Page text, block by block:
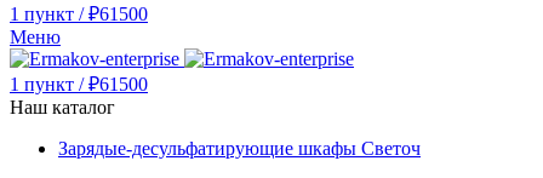
1 пункт / ₽61500
Меню
1 пункт / ₽61500
Наш каталог
Зарядые-десульфатирующие шкафы Светоч